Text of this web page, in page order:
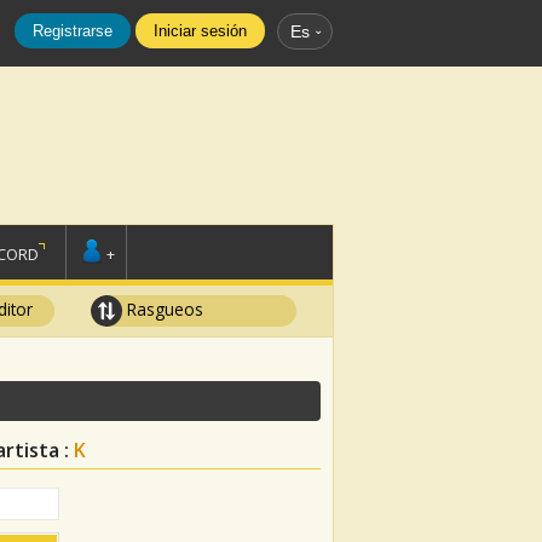
Registrarse Iniciar sesión Es
+
Rasgueos
: K